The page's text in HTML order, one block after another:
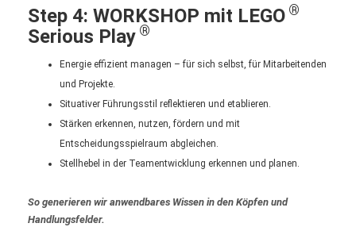
Step 4: WORKSHOP mit LEGO ®
Serious Play ®
Energie effizient managen – für sich selbst, für Mitarbeitenden
und Projekte.
Situativer Führungsstil reflektieren und etablieren.
Stärken erkennen, nutzen, fördern und mit
Entscheidungsspielraum abgleichen.
Stellhebel in der Teamentwicklung erkennen und planen.
So generieren wir anwendbares Wissen in den Köpfen und
Handlungsfelder.